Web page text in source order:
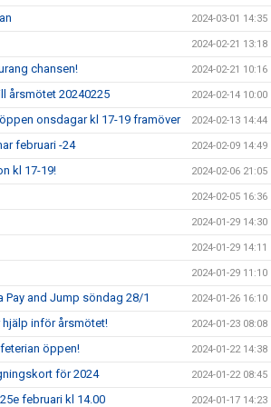
2024-03-01 14:35
2024-02-21 13:18
chansen! 2024-02-21 10:16
årsmötet 20240225 2024-02-14 10:00
onsdagar kl 17-19 framöver 2024-02-13 14:44
februari -24 2024-02-09 14:49
kl 17-19! 2024-02-06 21:05
2024-02-05 16:36
2024-01-29 14:30
2024-01-29 14:11
2024-01-29 11:10
and Jump söndag 28/1 2024-01-26 16:10
inför årsmötet! 2024-01-23 08:08
öppen! 2024-01-22 14:38
för 2024 2024-01-22 08:45
februari kl 14.00 2024-01-17 14:23